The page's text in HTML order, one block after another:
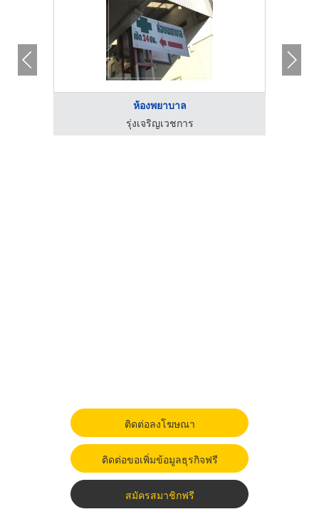
ห้องพยาบาล
รุ่งเจริญเวชการ
ติดต่อลงโฆษณา
ติดต่อขอเพิ่มข้อมูลธุรกิจฟรี
สมัครสมาชิกฟรี